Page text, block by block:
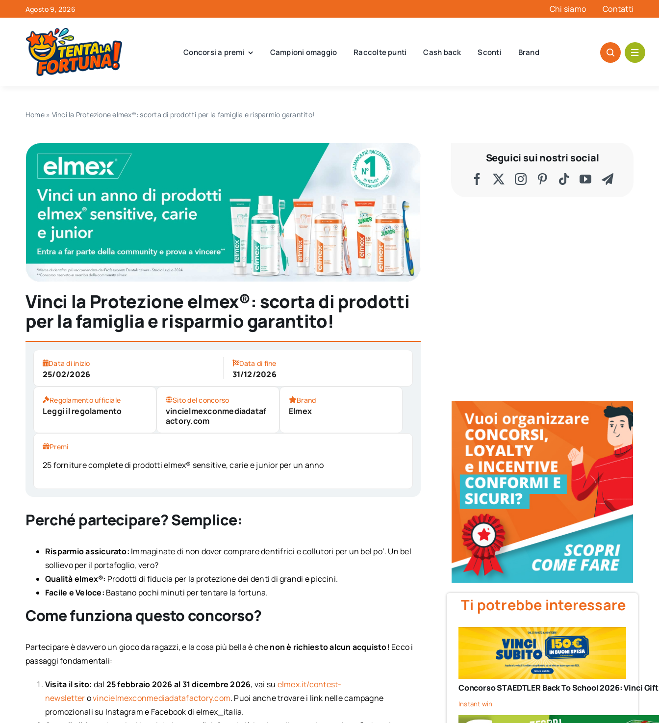
al
contenuto
Agosto 9, 2026 Chi siamo Contatti
Concorsi a premi Campioni omaggio Raccolte punti Cash back Sconti Brand
Home» Vinci la Protezione elmex®: scorta di prodotti per la famiglia e risparmio garantito!
Vinci la Protezione elmex®: scorta di prodotti
per la famiglia e risparmio garantito!
Data di inizio
25/02/2026
Data di fine
31/12/2026
Regolamento ufficiale
Leggi il regolamento
Sito del concorso
vincielmexconmediadataf
actory.com
Brand
Elmex
Premi
25 forniture complete di prodotti elmex® sensitive, carie e junior per un anno
Perché partecipare? Semplice:
Risparmio assicurato: Immaginate di non dover comprare dentifrici e collutori per un bel po’. Un bel
sollievo per il portafoglio, vero?
Qualità elmex®: Prodotti di fiducia per la protezione dei denti di grandi e piccini.
Facile e Veloce: Bastano pochi minuti per tentare la fortuna.
Come funziona questo concorso?
Partecipare è davvero un gioco da ragazzi, e la cosa più bella è chenon è richiesto alcun acquisto! Ecco i
passaggi fondamentali:
Visita il sito: dal 25 febbraio 2026 al 31 dicembre 2026, vai su elmex.it/contest-
newsletterovincielmexconmediadatafactory.com. Puoi anche trovare i link nelle campagne
promozionali su Instagram e Facebook di elmex_italia.
Seguici sui nostri social
Ti potrebbe interessare
Concorso STAEDTLER Back To School 2026: Vinci
Instant win